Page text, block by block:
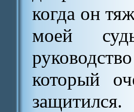
когда он
моей
который
защитился.